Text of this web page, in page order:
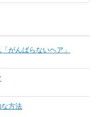
がんばらないヘア」
方法